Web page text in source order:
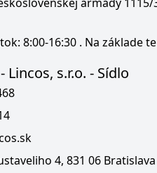
armády
8:00-16:30 . Na základe
Lincos, s.r.o. - Sídlo
4, 831 06